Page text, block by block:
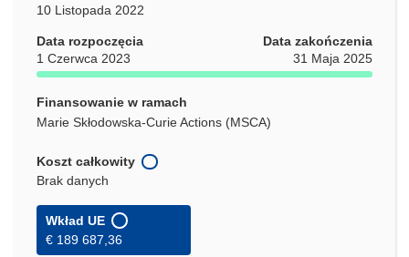
10 Listopada 2022
Data rozpoczęcia
1 Czerwca 2023
Data zakończenia
31 Maja 2025
Finansowanie w ramach
Marie Skłodowska-Curie Actions (MSCA)
Koszt całkowity
Brak danych
Wkład UE
€ 189 687,36